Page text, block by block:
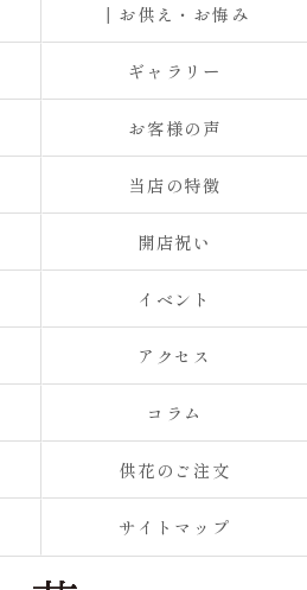
┃お供え・お悔み
ギャラリー
お客様の声
当店の特徴
開店祝い
イベント
アクセス
コラム
供花のご注文
サイトマップ